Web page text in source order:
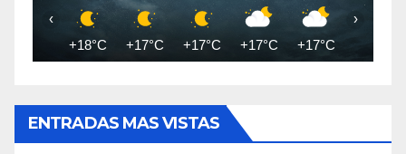
+18°C +17°C +17°C +17°C +17°C +17°C
‹ ›
ENTRADAS MAS VISTAS